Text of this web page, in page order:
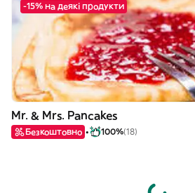
-15% на деякі продукти
Mr. & Mrs. Pancakes
Безкоштовно 100%(18)